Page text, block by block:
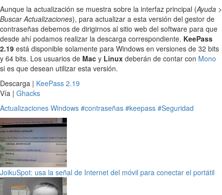
Aunque la actualización se muestra sobre la interfaz principal (Ayuda >
Buscar Actualizaciones), para actualizar a esta versión del gestor de
contraseñas debemos de dirigirnos al sitio web del software para que
desde ahí podamos realizar la descarga correspondiente. KeePass
2.19 está disponible solamente para Windows en versiones de 32 bits
y 64 bits. Los usuarios de Mac y Linux deberán de contar con Mono
si es que desean utilizar esta versión.
Descarga | KeePass 2.19
Vía | Ghacks
Actualizaciones Windows #contraseñas #keepass #Seguridad
JoikuSpot: usa la señal de Internet del móvil para conectar el portátil